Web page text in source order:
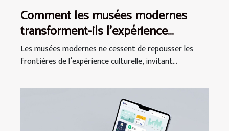
Comment les musées modernes
transforment-ils l'expérience
culturelle ?
Les musées modernes ne cessent de repousser les
frontières de l’expérience culturelle, invitant...